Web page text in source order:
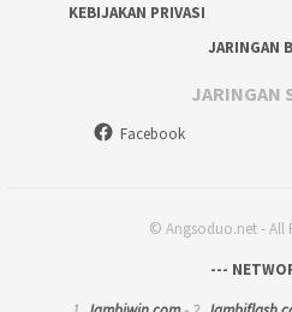
KEBIJAKAN PRIVASI
JARINGAN
JARINGAN
Facebook
© Angsoduo.net - All
---